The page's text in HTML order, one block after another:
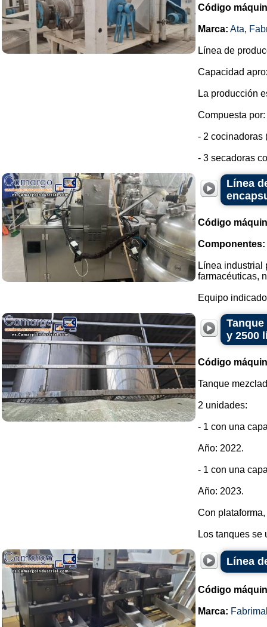
Código
Marca: Ata,
Línea de
Capacidad
La producción
Compuesta por:
- 2 cocinadoras
- 3 secadoras
Línea
Código
Componentes:
Línea industrial
farmacéuticas,
Equipo
y 2500
Código
Tanque
2 unidades:
- 1 con una
Año: 2022.
- 1 con una
Año: 2023.
Con
Los tanques se
Línea
Código
Marca: